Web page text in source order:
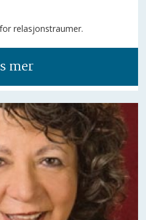
relasjonstraumer.
mer